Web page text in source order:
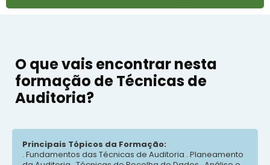
O que vais encontrar nesta
formação de Técnicas de
Auditoria?
Principais Tópicos da Formação:
. Fundamentos das Técnicas de Auditoria . Planeamento